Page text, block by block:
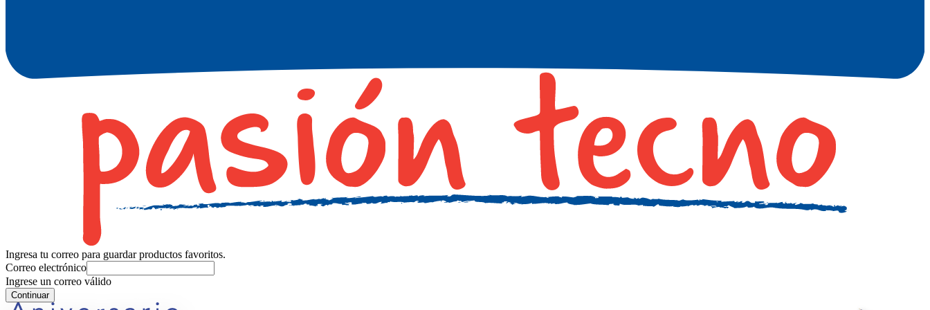
Ingresa tu correo para guardar productos favoritos.
Correo electrónico
Ingrese un correo válido
Continuar